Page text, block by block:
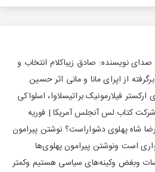
صدای نویسنده: صادق زیباکلام انتخاب و
از اپرای مانا و مانی اثر حسین
فیلارمونیک براتیسلاوا، اسلواکی
شرکت کتاب لس آنجلس آمریکا | فوریه
شاه پهلوی دشواراست؟ نوشتن پیرامون
است ونوشتن پیرامون پهلوی‌ها
وبغض وکینه‌های سیاسی هستیم وکمتر